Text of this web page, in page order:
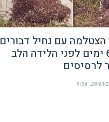
הצטלמה עם נחיל דבורים
על הבטן – 6 ימים לפני הלידה הלב
לרסיסים
28/03/
9:56